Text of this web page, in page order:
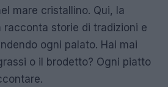
mare cristallino. Qui, la
storie di tradizioni e
ogni palato. Hai mai
o il brodetto? Ogni piatto